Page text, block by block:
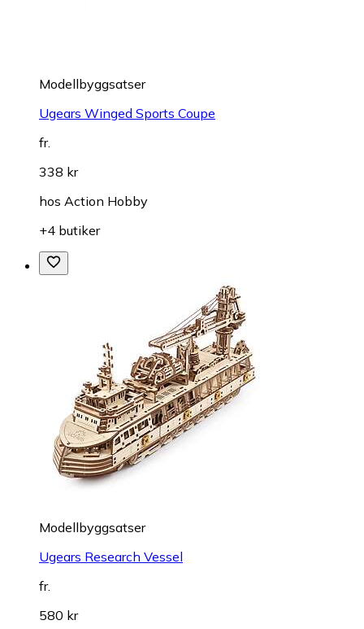
Modellbyggsatser
Ugears Winged Sports Coupe
fr.
338 kr
hos Action Hobby
+4 butiker
Modellbyggsatser
Ugears Research Vessel
fr.
580 kr